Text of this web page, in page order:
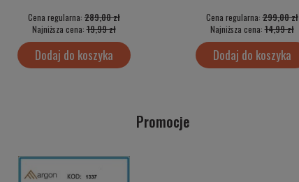
Cena regularna:289,00 zł
Najniższa cena:19,99 zł
Dodaj do koszyka
Cena regularna:299,00 zł
Najniższa cena:14,99 zł
Dodaj do koszyka
Promocje